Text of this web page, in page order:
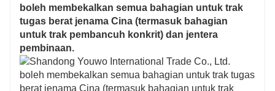
boleh membekalkan semua bahagian untuk trak
tugas berat jenama Cina (termasuk bahagian
untuk trak pembancuh konkrit) dan jentera
pembinaan.